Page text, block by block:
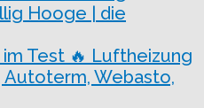
Hooge | die
Test 🔥 Luftheizung
Autoterm, Webasto,